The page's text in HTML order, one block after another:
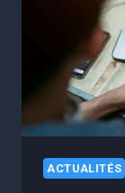
ACTUALITÉS